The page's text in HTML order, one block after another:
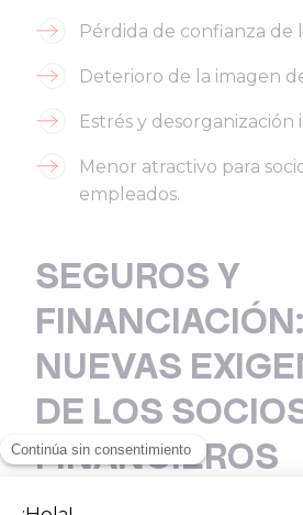
Pérdida de confianza de
Deterioro de la imagen
Estrés y desorganización
Menor atractivo para
empleados.
SEGUROS Y
FINANCIACIÓN:
NUEVAS
DE LOS
FINANCIEROS